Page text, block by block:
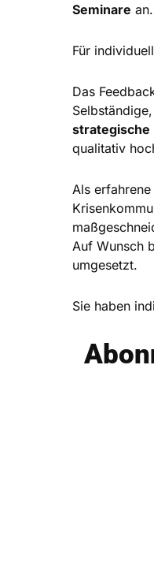
Seminare
Für
Das
strategische
qualitativ
Als
Auf Wunsch
umgesetzt.
Sie haben